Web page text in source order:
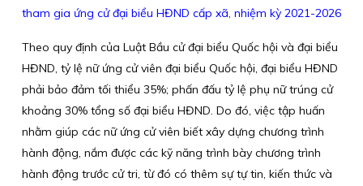
tham gia ứng cử đại biểu HĐND cấp xã, nhiệm kỳ 2021-2026
Theo quy định của Luật Bầu cử đại biểu Quốc hội và đại biểu
HĐND, tỷ lệ nữ ứng cử viên đại biểu Quốc hội, đại biểu HĐND
phải bảo đảm tối thiểu 35%; phấn đấu tỷ lệ phụ nữ trúng cử
khoảng 30% tổng số đại biểu HĐND. Do đó, việc tập huấn
nhằm giúp các nữ ứng cử viên biết xây dựng chương trình
hành động, nắm được các kỹ năng trình bày chương trình
hành động trước cử tri, từ đó có thêm sự tự tin, kiến thức và